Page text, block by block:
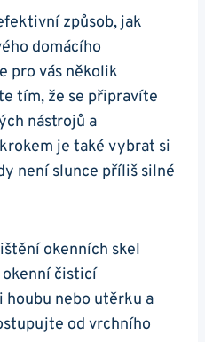
způsob, jak
domácího
pro vás několik
tím, že se připravíte
nástrojů a
je také vybrat si
není slunce příliš silné
okenních skel
čisticí
nebo utěrku a
od vrchního